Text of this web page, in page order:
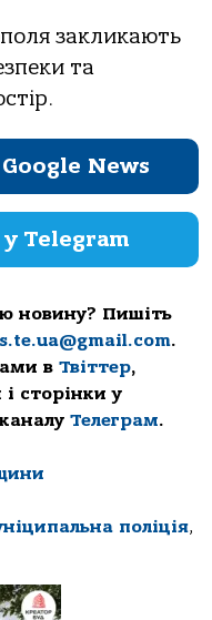
закликають
та
News
Telegram
новину? Пишіть
.
в Твіттер,
сторінки у
Телеграм.
поліція,